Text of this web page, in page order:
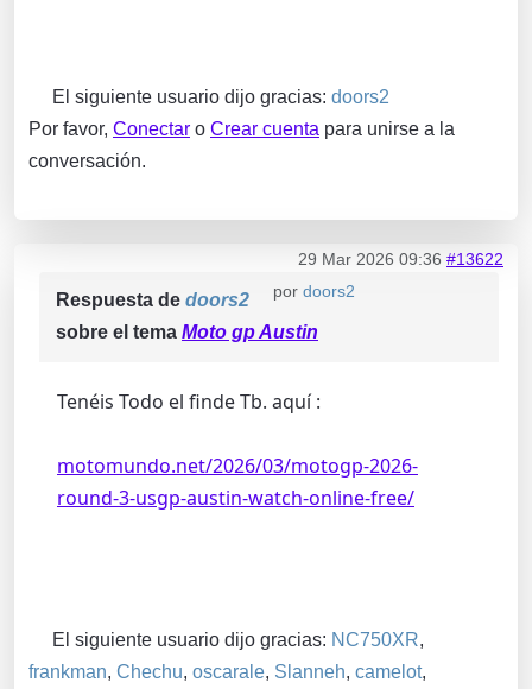
El siguiente usuario dijo gracias: doors2
Por favor, Conectar o Crear cuenta para unirse a la
conversación.
29 Mar 2026 09:36 #13622
por doors2
Respuesta de doors2
sobre el tema Moto gp Austin
Tenéis Todo el finde Tb. aquí :
motomundo.net/2026/03/motogp-2026-
round-3-usgp-austin-watch-online-free/
El siguiente usuario dijo gracias: NC750XR,
frankman, Chechu, oscarale, Slanneh, camelot,